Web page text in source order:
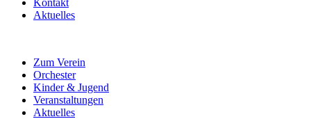
Kontakt
Aktuelles
Zum Verein
Orchester
Kinder & Jugend
Veranstaltungen
Aktuelles